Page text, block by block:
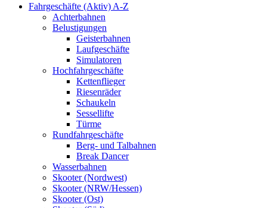
Fahrgeschäfte (Aktiv) A-Z
Achterbahnen
Belustigungen
Geisterbahnen
Laufgeschäfte
Simulatoren
Hochfahrgeschäfte
Kettenflieger
Riesenräder
Schaukeln
Sessellifte
Türme
Rundfahrgeschäfte
Berg- und Talbahnen
Break Dancer
Wasserbahnen
Skooter (Nordwest)
Skooter (NRW/Hessen)
Skooter (Ost)